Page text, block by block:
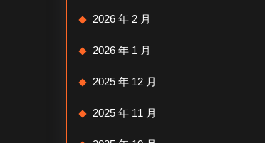
2026 年 2 月
2026 年 1 月
2025 年 12 月
2025 年 11 月